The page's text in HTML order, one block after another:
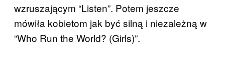
wzruszającym “Listen”. Potem jeszcze
mówiła kobietom jak być silną i niezależną w
“Who Run the World? (Girls)”.